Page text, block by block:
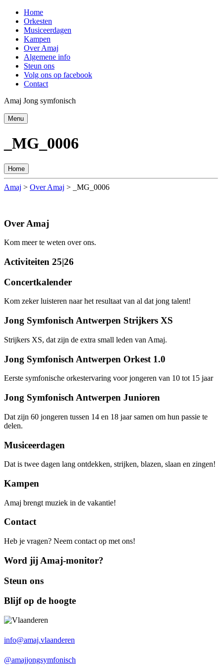
Home
Orkesten
Musiceerdagen
Kampen
Over Amaj
Algemene info
Steun ons
Volg ons op facebook
Contact
Amaj Jong symfonisch
Menu
_MG_0006
Home
Amaj > Over Amaj > _MG_0006
Over Amaj
Kom meer te weten over ons.
Activiteiten 25|26
Concertkalender
Kom zeker luisteren naar het resultaat van al dat jong talent!
Jong Symfonisch Antwerpen Strijkers XS
Strijkers XS, dat zijn de extra small leden van Amaj.
Jong Symfonisch Antwerpen Orkest 1.0
Eerste symfonische orkestervaring voor jongeren van 10 tot 15 jaar
Jong Symfonisch Antwerpen Junioren
Dat zijn 60 jongeren tussen 14 en 18 jaar samen om hun passie te
delen.
Musiceerdagen
Dat is twee dagen lang ontdekken, strijken, blazen, slaan en zingen!
Kampen
Amaj brengt muziek in de vakantie!
Contact
Heb je vragen? Neem contact op met ons!
Word jij Amaj-monitor?
Steun ons
Blijf op de hoogte
info@amaj.vlaanderen
@amajjongsymfonisch